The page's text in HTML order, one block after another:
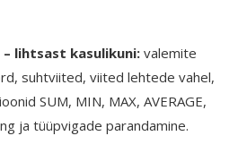
lihtsast kasulikuni: valemite
suhtviited, viited lehtede vahel,
SUM, MIN, MAX, AVERAGE,
ja tüüpvigade parandamine.